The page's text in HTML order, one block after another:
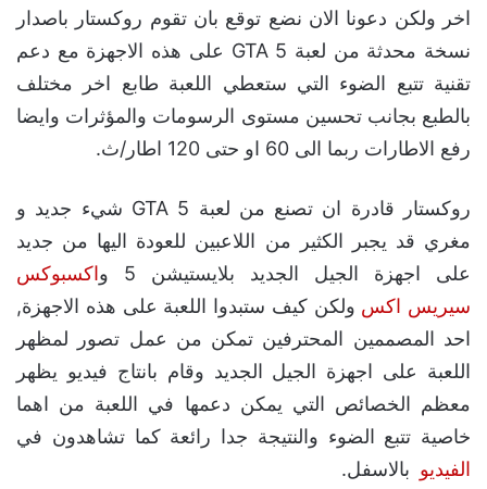
اخر ولكن دعونا الان نضع توقع بان تقوم روكستار باصدار
نسخة محدثة من لعبة GTA 5 على هذه الاجهزة مع دعم
تقنية تتبع الضوء التي ستعطي اللعبة طابع اخر مختلف
بالطبع بجانب تحسين مستوى الرسومات والمؤثرات وايضا
رفع الاطارات ربما الى 60 او حتى 120 اطار/ث.
روكستار قادرة ان تصنع من لعبة GTA 5 شيء جديد و
مغري قد يجبر الكثير من اللاعبين للعودة اليها من جديد
على اجهزة الجيل الجديد بلايستيشن 5 و
اكسبوكس
سيريس اكس ولكن كيف ستبدوا اللعبة على هذه الاجهزة,
احد المصممين المحترفين تمكن من عمل تصور لمظهر
اللعبة على اجهزة الجيل الجديد وقام بانتاج فيديو يظهر
معظم الخصائص التي يمكن دعمها في اللعبة من اهما
خاصية تتبع الضوء والنتيجة جدا رائعة كما تشاهدون في
الفيديو بالاسفل.